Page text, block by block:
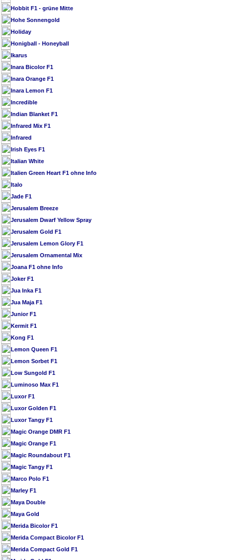
Hobbit F1 - grüne Mitte
Hohe Sonnengold
Holiday
Honigball - Honeyball
Ikarus
Inara Bicolor F1
Inara Orange F1
Inara Lemon F1
Incredible
Indian Blanket F1
Infrared Mix F1
Infrared
Irish Eyes F1
Italian White
Italien Green Heart F1 ohne Info
Italo
Jade F1
Jerusalem Breeze
Jerusalem Dwarf Yellow Spray
Jerusalem Gold F1
Jerusalem Lemon Glory F1
Jerusalem Ornamental Mix
Joana F1 ohne Info
Joker F1
Jua Inka F1
Jua Maja F1
Junior F1
Kermit F1
Kong F1
Lemon Queen F1
Lemon Sorbet F1
Low Sungold F1
Luminoso Max F1
Luxor F1
Luxor Golden F1
Luxor Tangy F1
Magic Orange DMR F1
Magic Orange F1
Magic Roundabout F1
Magic Tangy F1
Marco Polo F1
Marley F1
Maya Double
Maya Gold
Merida Bicolor F1
Merida Compact Bicolor F1
Merida Compact Gold F1